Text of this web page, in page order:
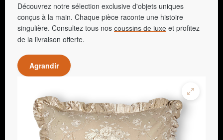
Découvrez notre sélection exclusive d'objets uniques
conçus à la main. Chaque pièce raconte une histoire
singulière. Consultez tous nos coussins de luxe et profitez
de la livraison offerte.
Agrandir